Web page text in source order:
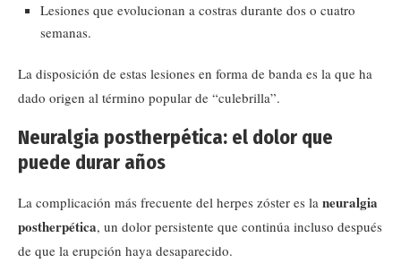
Lesiones que evolucionan a costras durante dos o cuatro
semanas.
La disposición de estas lesiones en forma de banda es la que ha
dado origen al término popular de “culebrilla”.
Neuralgia postherpética: el dolor que
puede durar años
La complicación más frecuente del herpes zóster es la neuralgia
postherpética, un dolor persistente que continúa incluso después
de que la erupción haya desaparecido.